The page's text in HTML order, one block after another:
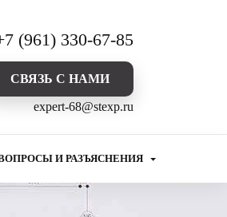
(961) 330-67-85
CВЯЗЬ С НАМИ
expert-68@stexp.ru
И РАЗЪЯСНЕНИЯ